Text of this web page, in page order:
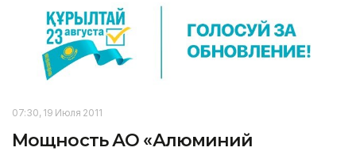
07:30, 19 Июля 2011
Мощность АО «Алюминий